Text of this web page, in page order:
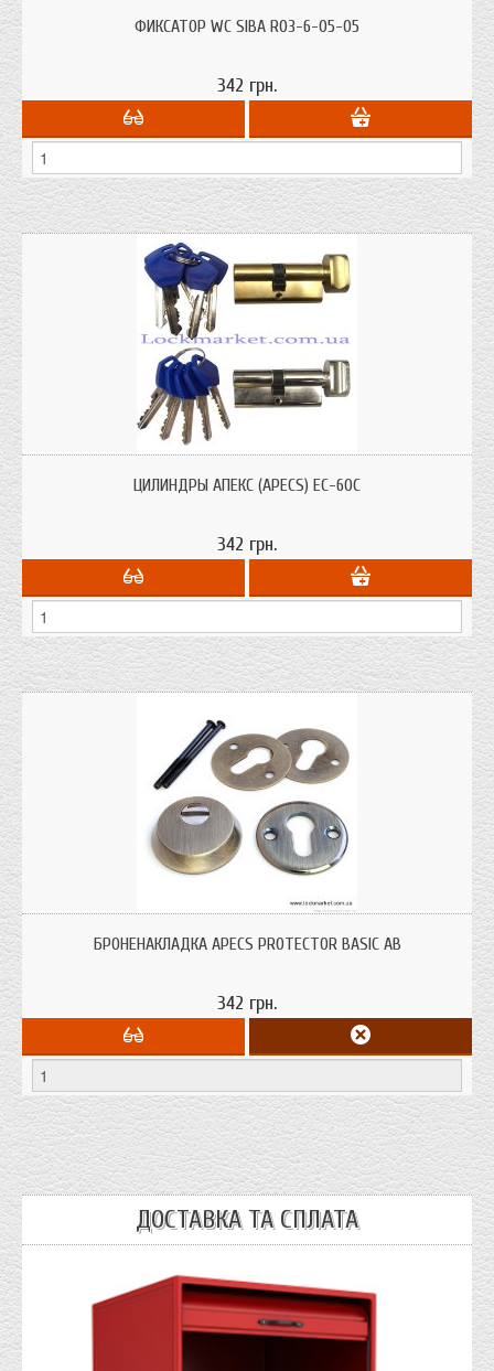
межкомнатных дверей в закрытом положении.
ФИКСАТОР WC SIBA R03-6-05-05
342 грн.
изготовлен из латуни отличная цена, безупречное качество.
ЦИЛИНДРЫ АПЕКС (APECS) ЕС-60С
342 грн.
замка от высверливания, выбивания. полный аналог турецкого KALE
БРОНЕНАКЛАДКА APECS PROTECTOR BASIC АВ
342 грн.
ДОСТАВКА ТА СПЛАТА